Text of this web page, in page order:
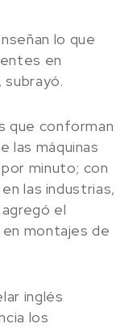
lo que
en
que conforman
las máquinas
minuto; con
las industrias,
el
montajes de
inglés
los